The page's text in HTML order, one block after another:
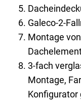
Galeco-2-
Montage
3-fach
Montage,
Konfigurator